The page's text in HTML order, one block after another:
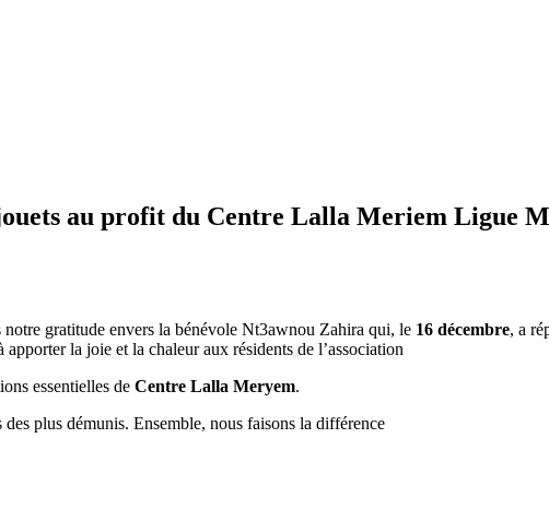
au profit du Centre Lalla Meriem Ligue
notre gratitude envers la bénévole Nt3awnou Zahira qui, le 16 décembre, a
la joie et la chaleur aux résidents de l’association
essentielles de Centre Lalla Meryem.
plus démunis. Ensemble, nous faisons la différence